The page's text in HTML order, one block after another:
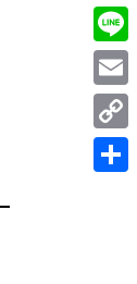
X
Line
Link